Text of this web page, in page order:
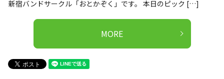
新宿バンドサークル「おとかぞく」です。 本日のピック […]
MORE